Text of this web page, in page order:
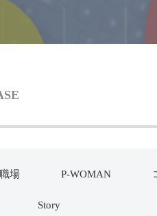
場 P-WOMAN
Story